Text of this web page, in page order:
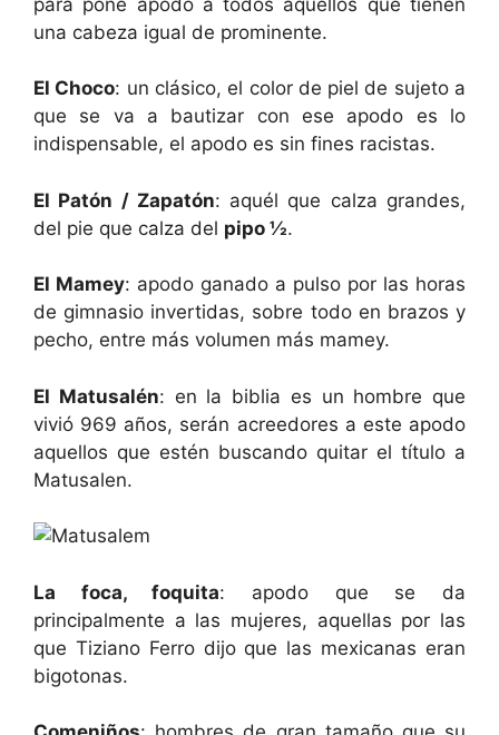
una cabeza igual de prominente.
El Choco: un clásico, el color de piel de sujeto a
que se va a bautizar con ese apodo es lo
indispensable, el apodo es sin fines racistas.
El Patón / Zapatón: aquél que calza grandes,
del pie que calza del pipo ½.
El Mamey: apodo ganado a pulso por las horas
de gimnasio invertidas, sobre todo en brazos y
pecho, entre más volumen más mamey.
El Matusalén: en la biblia es un hombre que
vivió 969 años, serán acreedores a este apodo
aquellos que estén buscando quitar el título a
Matusalen.
La foca, foquita: apodo que se da
principalmente a las mujeres, aquellas por las
que Tiziano Ferro dijo que las mexicanas eran
bigotonas.